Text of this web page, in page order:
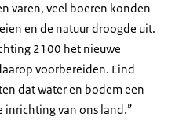
varen, veel boeren konden
en de natuur droogde uit.
2100 het nieuwe
voorbereiden. Eind
dat water en bodem een
van ons land.”